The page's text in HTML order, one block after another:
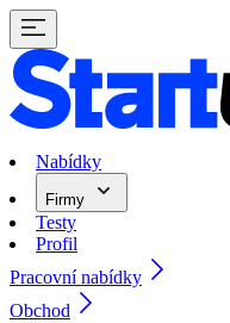
Nabídky
Firmy
Testy
Profil
Pracovní nabídky
Obchod